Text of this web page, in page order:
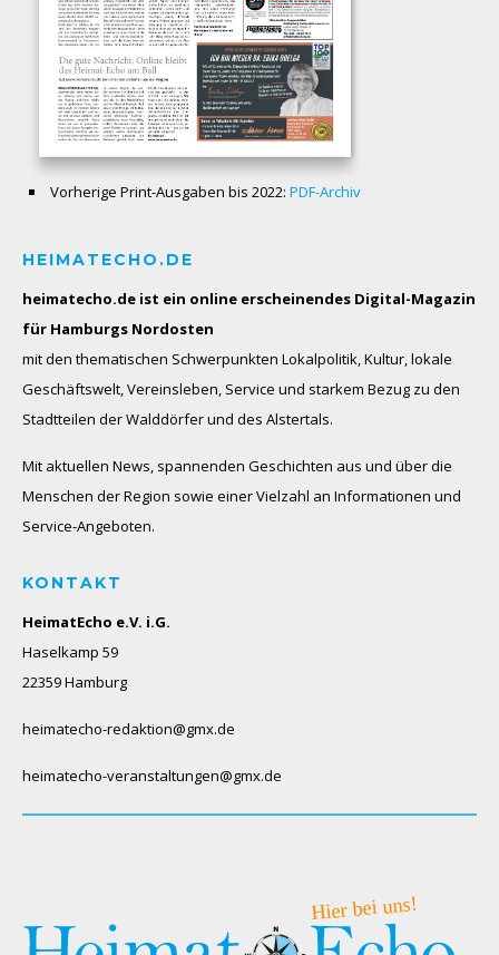
Vorherige Print-Ausgaben bis 2022: PDF-Archiv
HEIMATECHO.DE
heimatecho.de ist ein online erscheinendes Digital-Magazin
für Hamburgs Nordosten
mit den thematischen Schwerpunkten Lokalpolitik, Kultur, lokale
Geschäftswelt, Vereinsleben, Service und starkem Bezug zu den
Stadtteilen der Walddörfer und des Alstertals.
Mit aktuellen News, spannenden Geschichten aus und über die
Menschen der Region sowie einer Vielzahl an Informationen und
Service-Angeboten.
KONTAKT
HeimatEcho e.V. i.G.
Haselkamp 59
22359 Hamburg
heimatecho-redaktion@gmx.de
heimatecho-veranstaltungen@gmx.de